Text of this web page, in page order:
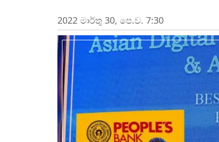
2022 මාර්තු 30, පෙ.ව. 7:30